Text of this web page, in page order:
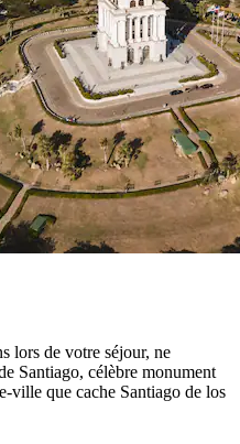
lors de votre séjour, ne
Santiago, célèbre monument
ville que cache Santiago de los